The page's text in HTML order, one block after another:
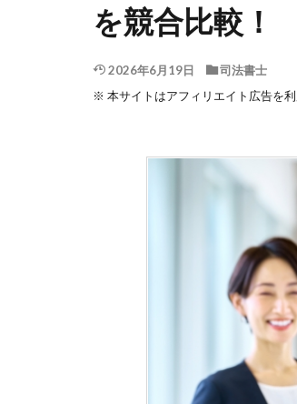
を競合比較！
2026年6月19日
司法書士
※ 本サイトはアフィリエイト広告を利